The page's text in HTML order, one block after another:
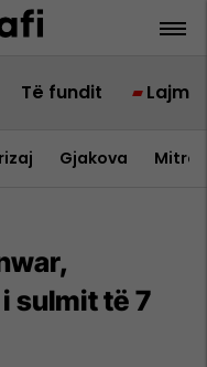
Të fundit Lajme
Gjakova
sulmit të 7